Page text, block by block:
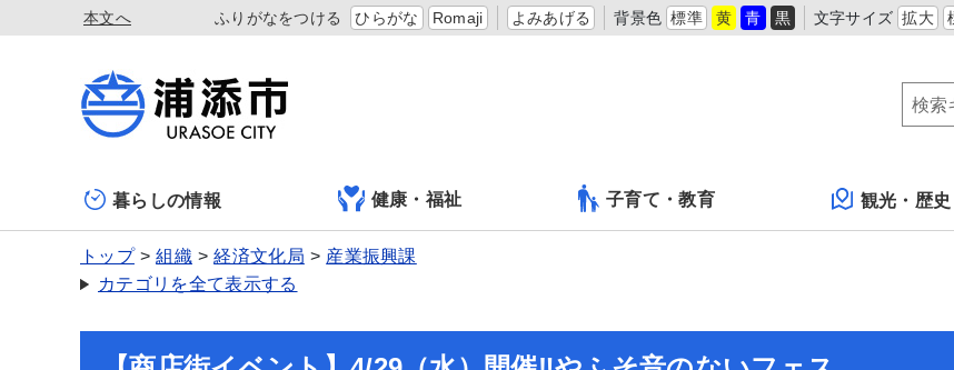
本文へ ふりがなをつける ひらがな Romaji よみあげる 背景色 標準 黄 青 黒 文字サイズ 拡大
暮らしの情報 健康・福祉 子育て・教育 観光・歴史
トップ 組織 経済文化局
産業振興課
カテゴリを全て表示する